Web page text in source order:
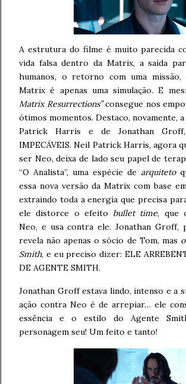
A estrutura do filme é muito parecida
vida falsa dentro da Matrix, a saída
humanos, o retorno com uma missão,
Matrix é apenas uma simulação. E
Matrix Resurrections”consegue nos
ótimos momentos. Destaco, novamente,
Patrick Harris e de Jonathan
IMPECÁVEIS. Neil Patrick Harris, agora
ser Neo, deixa de lado seu papel de
“O Analista”, uma espécie de arquiteto
essa nova versão da Matrix com base
extraindo toda a energia que precisa
ele distorce o efeito bullet time, que
Neo, e usa contra ele. Jonathan Groff,
revela não apenas o sócio de Tom, mas
Smith, e eu preciso dizer: ELE
DE AGENTE SMITH.
Jonathan Groff estava lindo, intenso e a
ação contra Neo é de arrepiar… ele
essência e o estilo do Agente
personagem seu! Um feito e tanto!